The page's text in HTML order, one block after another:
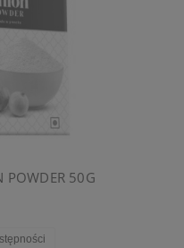
POWDER 50G